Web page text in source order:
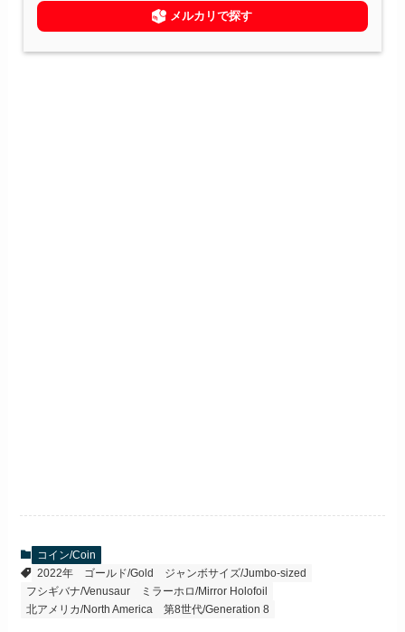
メルカリで探す
コイン/Coin
2022年
ゴールド/Gold
ジャンボサイズ/Jumbo-sized
フシギバナ/Venusaur
ミラーホロ/Mirror Holofoil
北アメリカ/North America
第8世代/Generation 8